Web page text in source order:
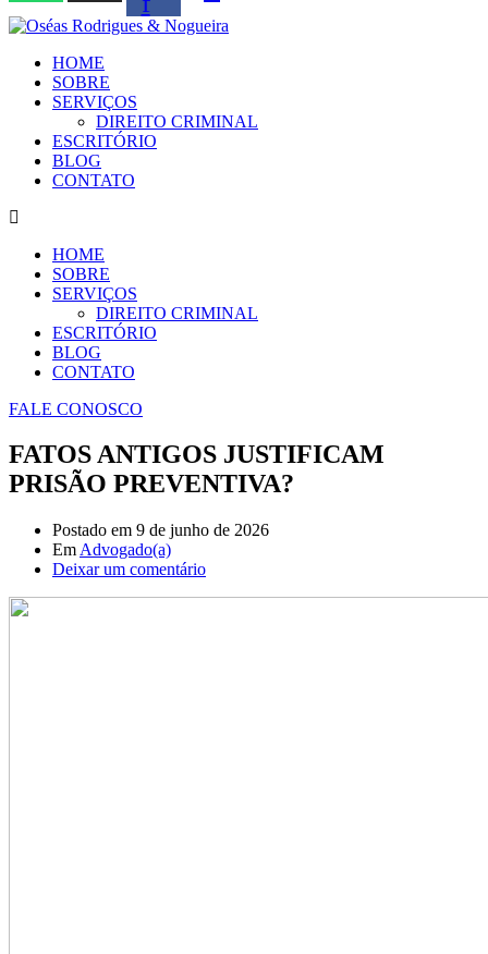
HOME
SOBRE
SERVIÇOS
DIREITO CRIMINAL
ESCRITÓRIO
BLOG
CONTATO
HOME
SOBRE
SERVIÇOS
DIREITO CRIMINAL
ESCRITÓRIO
BLOG
CONTATO
FALE CONOSCO
FATOS ANTIGOS JUSTIFICAM
PRISÃO PREVENTIVA?
Postado em 9 de junho de 2026
Em Advogado(a)
Deixar um comentário